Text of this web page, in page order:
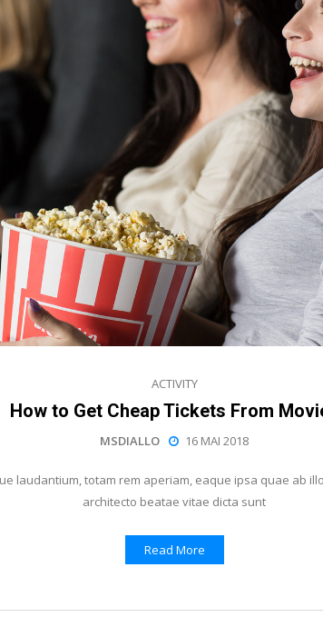
ACTIVITY
How to Get Cheap Tickets From
MSDIALLO 16 MAI 2018
laudantium, totam rem aperiam, eaque ipsa quae ab
architecto beatae vitae dicta sunt
Read More